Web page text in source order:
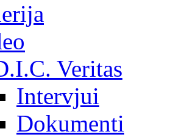
Veritas
Intervjui
Dokumenti